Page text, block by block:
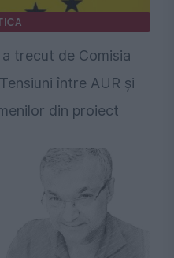
trecut de Comisia
între AUR și
din proiect